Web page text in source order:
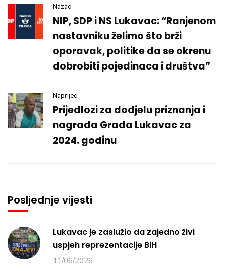
Nazad
NIP, SDP i NS Lukavac: “Ranjenom
nastavniku želimo što brži
oporavak, politike da se okrenu
dobrobiti pojedinaca i društva”
Naprijed
Prijedlozi za dodjelu priznanja i
nagrada Grada Lukavac za
2024. godinu
Posljednje vijesti
Lukavac je zaslužio da zajedno živi
uspjeh reprezentacije BiH
11/06/2026